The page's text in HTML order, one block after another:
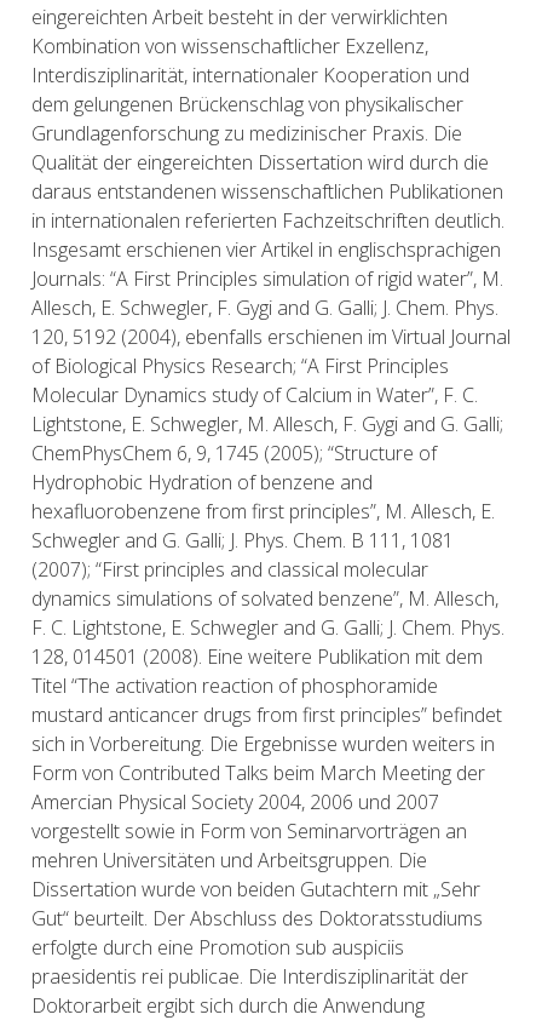
eingereichten Arbeit besteht in der verwirklichten
Kombination von wissenschaftlicher Exzellenz,
Interdisziplinarität, internationaler Kooperation und
dem gelungenen Brückenschlag von physikalischer
Grundlagenforschung zu medizinischer Praxis. Die
Qualität der eingereichten Dissertation wird durch die
daraus entstandenen wissenschaftlichen Publikationen
in internationalen referierten Fachzeitschriften deutlich.
Insgesamt erschienen vier Artikel in englischsprachigen
Journals: “A First Principles simulation of rigid water”, M.
Allesch, E. Schwegler, F. Gygi and G. Galli; J. Chem. Phys.
120, 5192 (2004), ebenfalls erschienen im Virtual Journal
of Biological Physics Research; “A First Principles
Molecular Dynamics study of Calcium in Water”, F. C.
Lightstone, E. Schwegler, M. Allesch, F. Gygi and G. Galli;
ChemPhysChem 6, 9, 1745 (2005); “Structure of
Hydrophobic Hydration of benzene and
hexafluorobenzene from first principles”, M. Allesch, E.
Schwegler and G. Galli; J. Phys. Chem. B 111, 1081
(2007); “First principles and classical molecular
dynamics simulations of solvated benzene”, M. Allesch,
F. C. Lightstone, E. Schwegler and G. Galli; J. Chem. Phys.
128, 014501 (2008). Eine weitere Publikation mit dem
Titel “The activation reaction of phosphoramide
mustard anticancer drugs from first principles” befindet
sich in Vorbereitung. Die Ergebnisse wurden weiters in
Form von Contributed Talks beim March Meeting der
Amercian Physical Society 2004, 2006 und 2007
vorgestellt sowie in Form von Seminarvorträgen an
mehren Universitäten und Arbeitsgruppen. Die
Dissertation wurde von beiden Gutachtern mit „Sehr
Gut“ beurteilt. Der Abschluss des Doktoratsstudiums
erfolgte durch eine Promotion sub auspiciis
praesidentis rei publicae. Die Interdisziplinarität der
Doktorarbeit ergibt sich durch die Anwendung